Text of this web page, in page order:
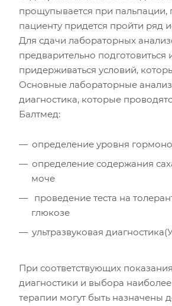
прощупывается при пальпации,
пациенту придется пройти ряд
Для сдачи лабораторных
предварительно подготовиться
придерживаться условий,
Основные лабораторные
диагностика, которые
Балтмед:
определение уровня
определение содержания
моче
проведение теста на
глюкозе
ультразвуковая
При соответствующих
диагностики и выбора
терапии могут быть назначены